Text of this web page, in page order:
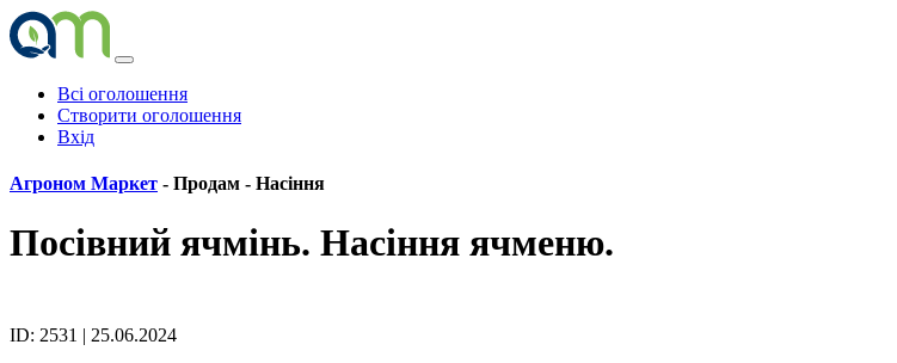
Всі оголошення
Створити оголошення
Вхід
Агроном Маркет - Продам - Насіння
Посівний ячмінь. Насіння ячменю.
ID: 2531 | 25.06.2024